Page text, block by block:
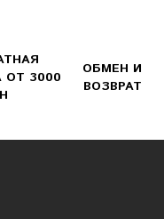
ОТ 3000
ОБМЕН И
ВОЗВРАТ